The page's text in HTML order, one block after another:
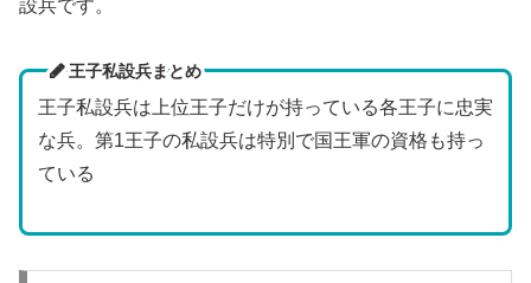
設兵です。
王子私設兵まとめ
王子私設兵は上位王子だけが持っている各王子に忠実
な兵。第1王子の私設兵は特別で国王軍の資格も持っ
ている